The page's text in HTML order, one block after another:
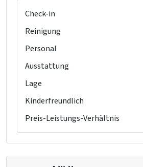
Check-in
Reinigung
Personal
Ausstattung
Lage
Kinderfreundlich
Preis-Leistungs-Verhältnis